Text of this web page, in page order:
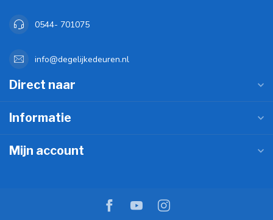
0544- 701075
info@degelijkedeuren.nl
Direct naar
Informatie
Mijn account